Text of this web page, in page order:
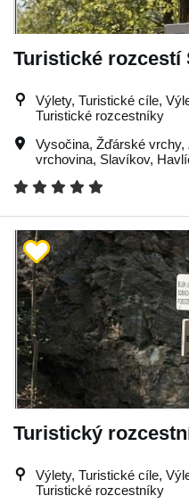
Turistické rozcestí
Výlety, Turistické cíle,
Turistické rozcestníky
Vysočina, Žďárské vrchy,
vrchovina, Slavíkov,
Turistický
Výlety, Turistické cíle,
Turistické rozcestníky